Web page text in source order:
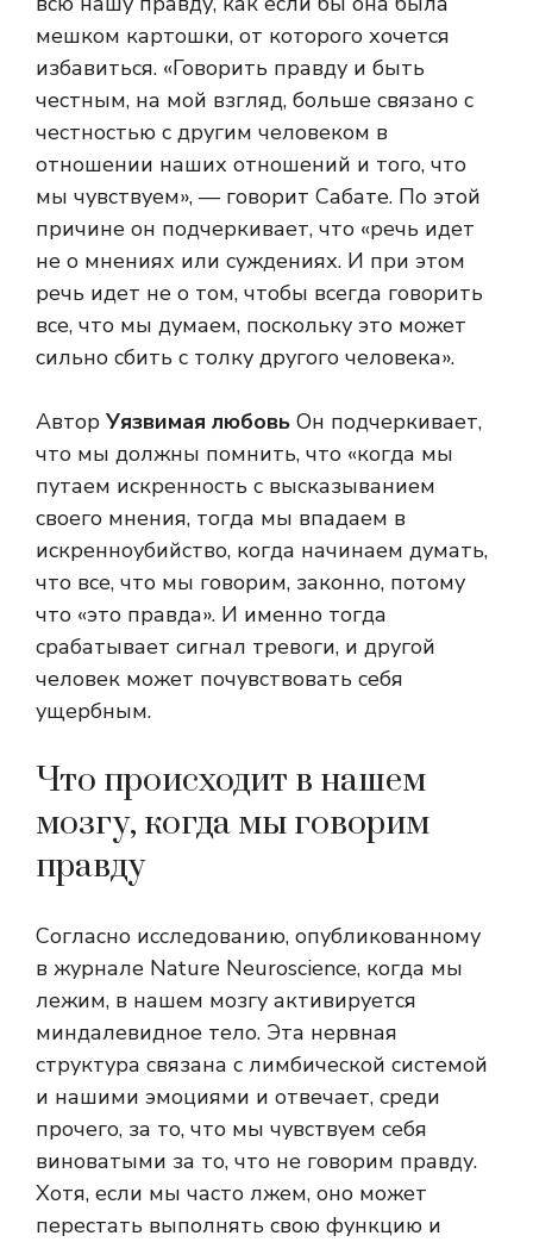
мешком картошки, от которого хочется
избавиться. «Говорить правду и быть
честным, на мой взгляд, больше связано с
честностью с другим человеком в
отношении наших отношений и того, что
мы чувствуем», — говорит Сабате. По этой
причине он подчеркивает, что «речь идет
не о мнениях или суждениях. И при этом
речь идет не о том, чтобы всегда говорить
все, что мы думаем, поскольку это может
сильно сбить с толку другого человека».
Автор Уязвимая любовь Он подчеркивает,
что мы должны помнить, что «когда мы
путаем искренность с высказыванием
своего мнения, тогда мы впадаем в
искренноубийство, когда начинаем думать,
что все, что мы говорим, законно, потому
что «это правда». И именно тогда
срабатывает сигнал тревоги, и другой
человек может почувствовать себя
ущербным.
Что происходит в нашем
мозгу, когда мы говорим
правду
Согласно исследованию, опубликованному
в журнале Nature Neuroscience, когда мы
лежим, в нашем мозгу активируется
миндалевидное тело. Эта нервная
структура связана с лимбической системой
и нашими эмоциями и отвечает, среди
прочего, за то, что мы чувствуем себя
виноватыми за то, что не говорим правду.
Хотя, если мы часто лжем, оно может
перестать выполнять свою функцию и